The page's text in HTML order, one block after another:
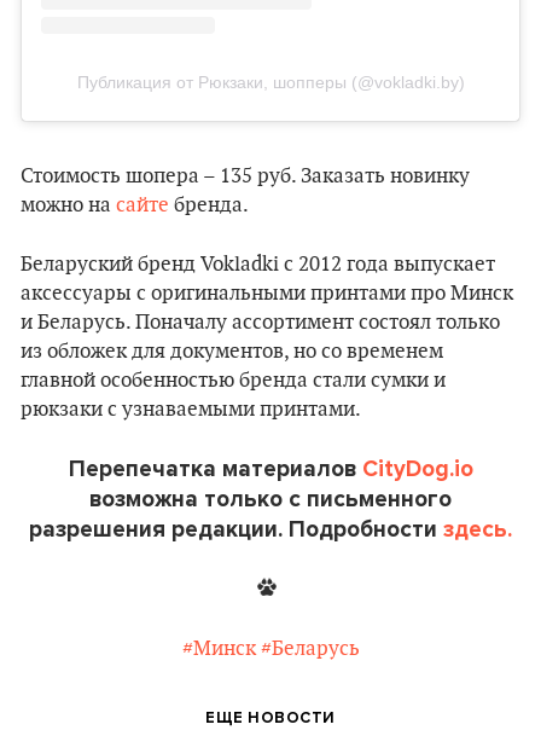
Публикация от Рюкзаки, шопперы (@vokladki.by)
Стоимость шопера – 135 руб. Заказать новинку
можно на сайте бренда.
Беларуский бренд Vokladki с 2012 года выпускает
аксессуары с оригинальными принтами про Минск
и Беларусь. Поначалу ассортимент состоял только
из обложек для документов, но со временем
главной особенностью бренда стали сумки и
рюкзаки с узнаваемыми принтами.
Перепечатка материалов CityDog.io
возможна только с письменного
разрешения редакции. Подробности здесь.
#Минск #Беларусь
ЕЩЕ НОВОСТИ